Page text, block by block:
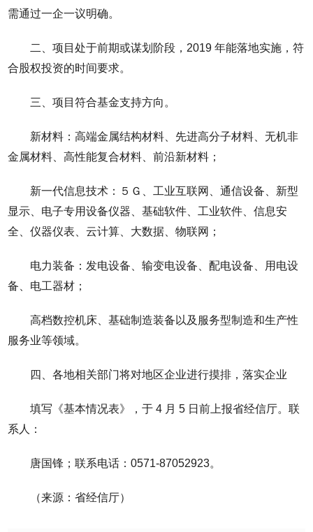
需通过一企一议明确。
二、项目处于前期或谋划阶段，2019 年能落地实施，符
合股权投资的时间要求。
三、项目符合基金支持方向。
新材料：高端金属结构材料、先进高分子材料、无机非
金属材料、高性能复合材料、前沿新材料；
新一代信息技术：５Ｇ、工业互联网、通信设备、新型
显示、电子专用设备仪器、基础软件、工业软件、信息安
全、仪器仪表、云计算、大数据、物联网；
电力装备：发电设备、输变电设备、配电设备、用电设
备、电工器材；
高档数控机床、基础制造装备以及服务型制造和生产性
服务业等领域。
四、各地相关部门将对地区企业进行摸排，落实企业
填写《基本情况表》，于 4 月 5 日前上报省经信厅。联
系人：
唐国锋；联系电话：0571-87052923。
（来源：省经信厅）